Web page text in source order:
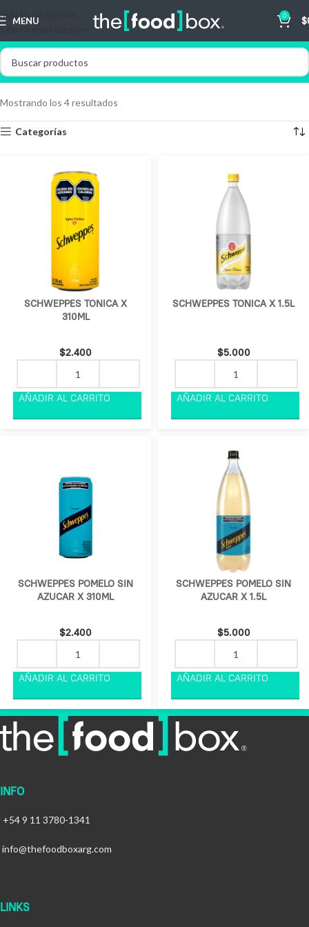
Skip to navigation
Skip to main content
MENU 0 $
Mostrando los 4 resultados
Categorías
SCHWEPPES TONICA X
310ML
$2.400
SCHWEPPES TONICA X 1.5L
$5.000
SCHWEPPES POMELO SIN
AZUCAR X 310ML
$2.400
SCHWEPPES POMELO SIN
AZUCAR X 1.5L
$5.000
INFO
+54 9 11 3780-1341
info@thefoodboxarg.com
LINKS